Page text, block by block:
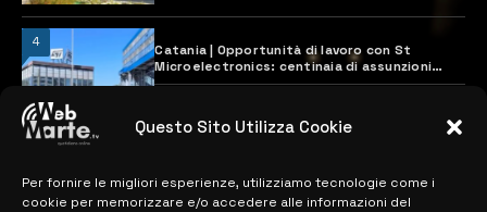
Questo Sito Utilizza Cookie
Per fornire le migliori esperienze, utilizziamo tecnologie come i
cookie per memorizzare e/o accedere alle informazioni del
4
Catania | Opportunità di lavoro con St
Microelectronics: centinaia di assunzioni
previste
MAPPA DEL SITO